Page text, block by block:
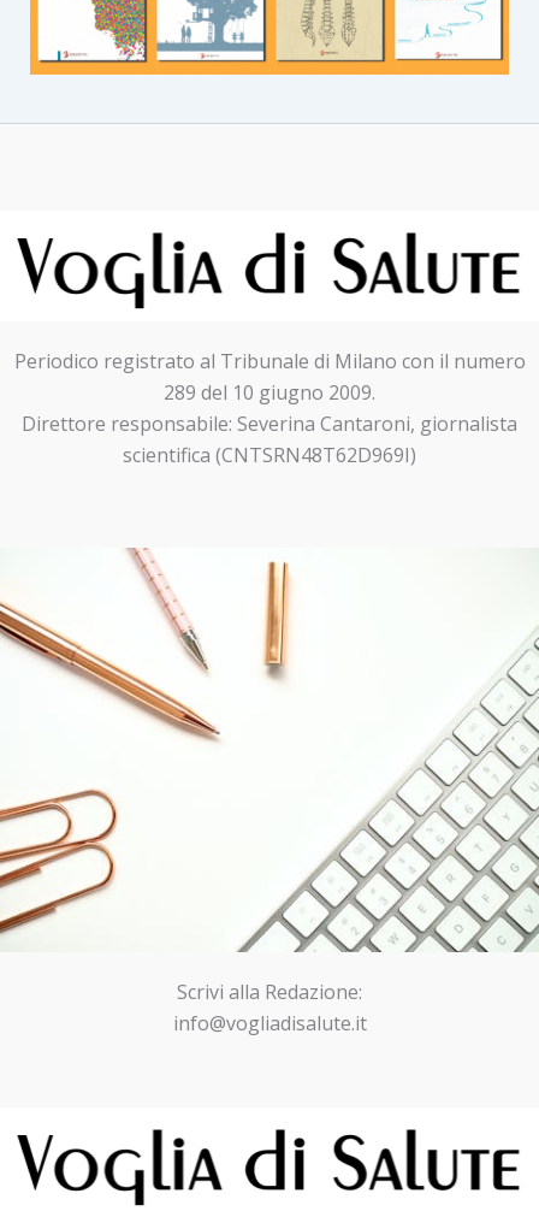
Periodico registrato al Tribunale di Milano con il numero
289 del 10 giugno 2009.
Direttore responsabile: Severina Cantaroni, giornalista
scientifica (CNTSRN48T62D969I)
Scrivi alla Redazione:
info@vogliadisalute.it